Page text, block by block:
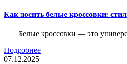
Как носить белые кроссовки:
Белые кроссовки — это
Подробнее
07.12.2025